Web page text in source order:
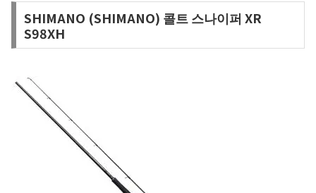
SHIMANO (SHIMANO) 콜트 스나이퍼 XR
S98XH